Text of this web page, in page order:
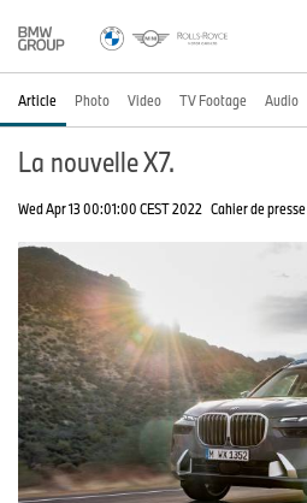
Article Photo Video TV Footage Audio
La nouvelle X7.
Wed Apr 13 00:01:00 CEST 2022 Cahier de presse